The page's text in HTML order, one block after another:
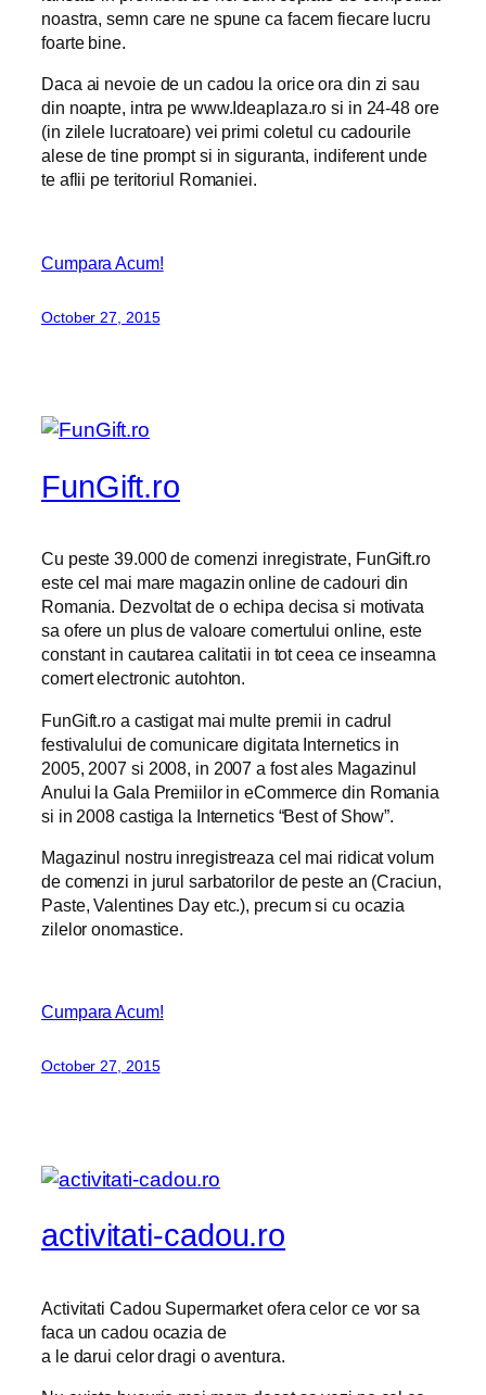
noastra, semn care ne spune ca facem fiecare lucru
foarte bine.
Daca ai nevoie de un cadou la orice ora din zi sau
din noapte, intra pe www.Ideaplaza.ro si in 24-48 ore
(in zilele lucratoare) vei primi coletul cu cadourile
alese de tine prompt si in siguranta, indiferent unde
te aflii pe teritoriul Romaniei.
Cumpara Acum!
October 27, 2015
FunGift.ro
Cu peste 39.000 de comenzi inregistrate, FunGift.ro
este cel mai mare magazin online de cadouri din
Romania. Dezvoltat de o echipa decisa si motivata
sa ofere un plus de valoare comertului online, este
constant in cautarea calitatii in tot ceea ce inseamna
comert electronic autohton.
FunGift.ro a castigat mai multe premii in cadrul
festivalului de comunicare digitata Internetics in
2005, 2007 si 2008, in 2007 a fost ales Magazinul
Anului la Gala Premiilor in eCommerce din Romania
si in 2008 castiga la Internetics “Best of Show”.
Magazinul nostru inregistreaza cel mai ridicat volum
de comenzi in jurul sarbatorilor de peste an (Craciun,
Paste, Valentines Day etc.), precum si cu ocazia
zilelor onomastice.
Cumpara Acum!
October 27, 2015
activitati-cadou.ro
Activitati Cadou Supermarket ofera celor ce vor sa
faca un cadou ocazia de
a le darui celor dragi o aventura.